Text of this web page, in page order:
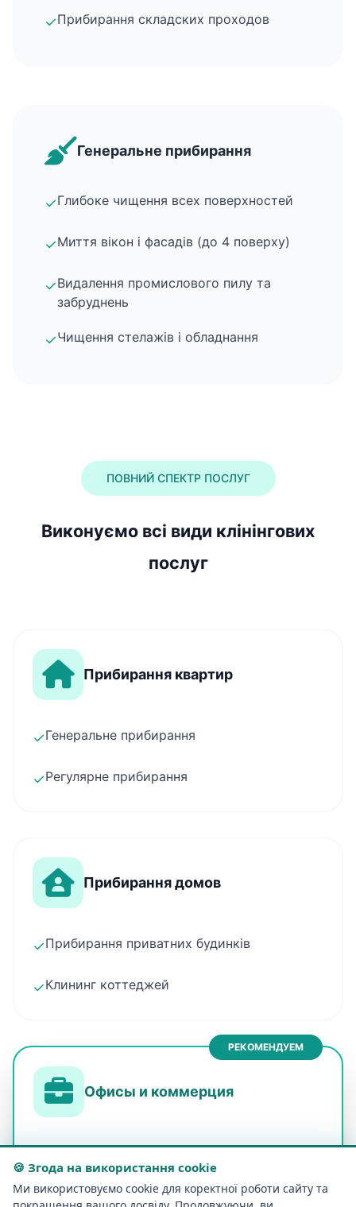
✓Прибирання складских проходов
Генеральне прибирання
✓Глибоке чищення всех поверхностей
✓Миття вікон і фасадів (до 4 поверху)
✓Видалення промислового пилу та
забруднень
✓Чищення стелажів і обладнання
ПОВНИЙ СПЕКТР ПОСЛУГ
Виконуємо всі види клінінгових
послуг
Прибирання квартир
✓Генеральне прибирання
✓Регулярне прибирання
Прибирання домов
✓Прибирання приватних будинків
✓Клининг коттеджей
РЕКОМЕНДУЕМ
Офисы и коммерция
Щоденне прибирання
✓После ремонта
🍪 Згода на використання cookie
Ми використовуємо cookie для коректної роботи сайту та